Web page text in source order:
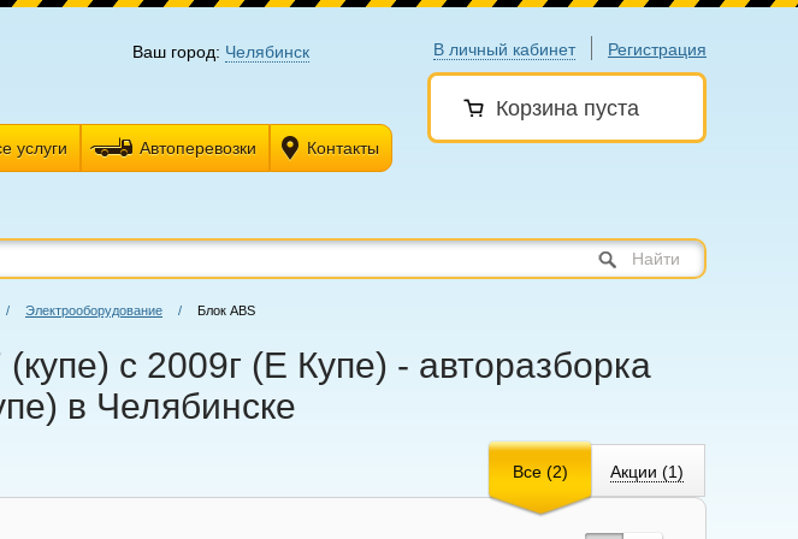
В личный кабинет Регистрация
Корзина пуста
Ваш город: Челябинск
услуги Автоперевозки Контакты
Найти
/ Электрооборудование / Блок ABS
с 2009г (Е Купе) - авторазборка
в Челябинске
Все (2) Акции (1)